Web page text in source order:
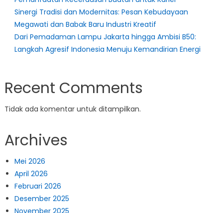
Sinergi Tradisi dan Modernitas: Pesan Kebudayaan
Megawati dan Babak Baru Industri Kreatif
Dari Pemadaman Lampu Jakarta hingga Ambisi B50:
Langkah Agresif Indonesia Menuju Kemandirian Energi
Recent Comments
Tidak ada komentar untuk ditampilkan.
Archives
Mei 2026
April 2026
Februari 2026
Desember 2025
November 2025